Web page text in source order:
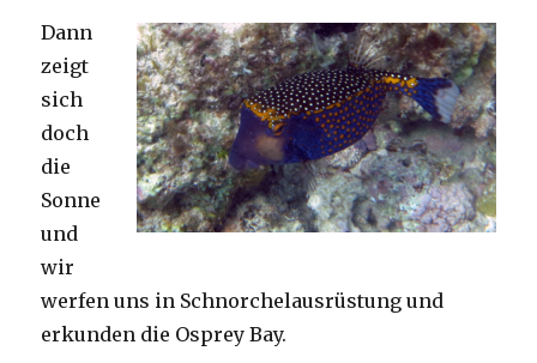
Dann
zeigt
sich
doch
die
Sonne
und
wir
werfen uns in Schnorchelausrüstung und
erkunden die Osprey Bay.